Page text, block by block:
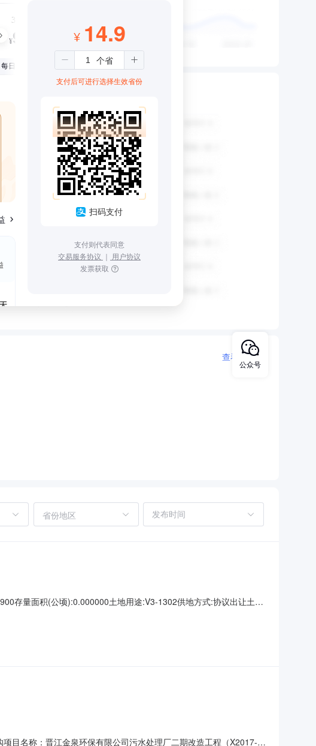
3个月
¥99
每日仅1.08元
¥ 14.9
支付后可进行选择生效省份
扫码支付
支付则代表同意
交易服务协议 ｜ 用户协议
发票获取
查看更多
省份地区
存量面积(公顷):0.000000土地用途:V3-1302供地方式:协议出让土地
09
目名称：晋江金泉环保有限公司污水处理厂二期改造工程（X2017-4
公众号